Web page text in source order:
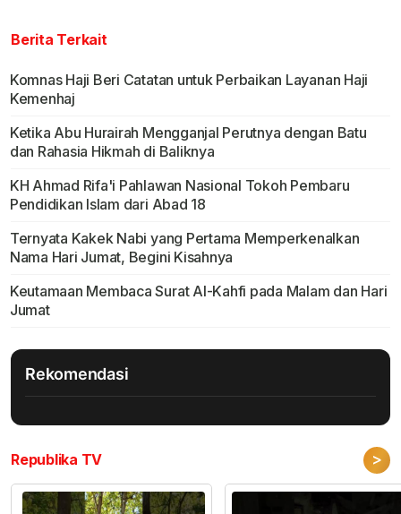
Berita Terkait
Komnas Haji Beri Catatan untuk Perbaikan Layanan Haji
Kemenhaj
Ketika Abu Hurairah Mengganjal Perutnya dengan Batu
dan Rahasia Hikmah di Baliknya
KH Ahmad Rifa'i Pahlawan Nasional Tokoh Pembaru
Pendidikan Islam dari Abad 18
Ternyata Kakek Nabi yang Pertama Memperkenalkan
Nama Hari Jumat, Begini Kisahnya
Keutamaan Membaca Surat Al-Kahfi pada Malam dan Hari
Jumat
Rekomendasi
Republika TV >